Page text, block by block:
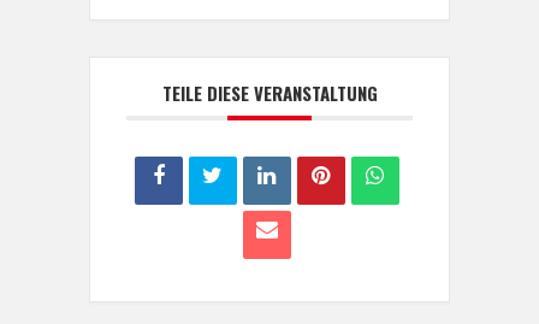
TEILE DIESE VERANSTALTUNG